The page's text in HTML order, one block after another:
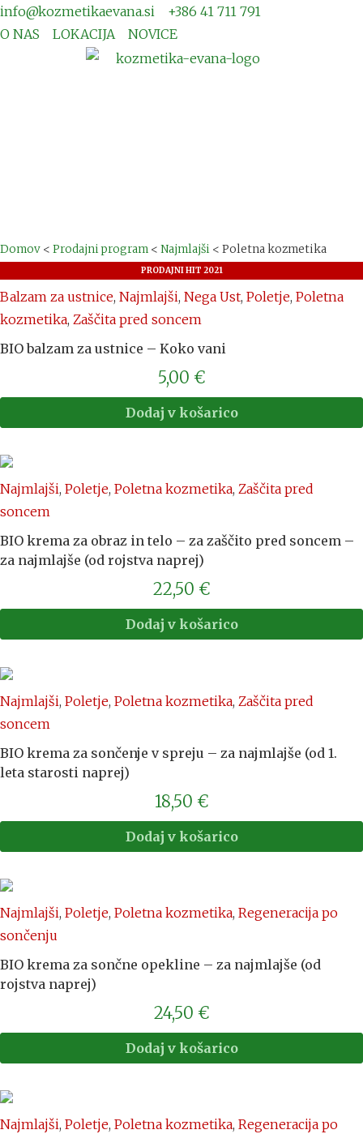
info@kozmetikaevana.si
+386 41 711 791
O NAS
LOKACIJA NOVICE
Domov < Prodajni program < Najmlajši < Poletna kozmetika
PRODAJNI HIT 2021
Balzam za ustnice, Najmlajši, Nega Ust, Poletje, Poletna
kozmetika, Zaščita pred soncem
BIO balzam za ustnice – Koko vani
5,00 €
Dodaj v košarico
Najmlajši, Poletje, Poletna kozmetika, Zaščita pred
soncem
BIO krema za obraz in telo – za zaščito pred soncem –
za najmlajše (od rojstva naprej)
22,50 €
Dodaj v košarico
Najmlajši, Poletje, Poletna kozmetika, Zaščita pred
soncem
BIO krema za sončenje v spreju – za najmlajše (od 1.
leta starosti naprej)
18,50 €
Dodaj v košarico
Najmlajši, Poletje, Poletna kozmetika, Regeneracija po
sončenju
BIO krema za sončne opekline – za najmlajše (od
rojstva naprej)
24,50 €
Dodaj v košarico
Najmlajši, Poletje, Poletna kozmetika, Regeneracija po